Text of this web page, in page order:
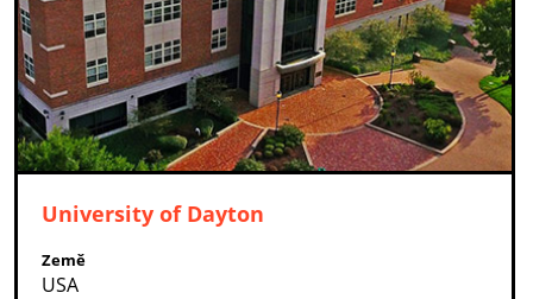
University of Dayton
Země
USA